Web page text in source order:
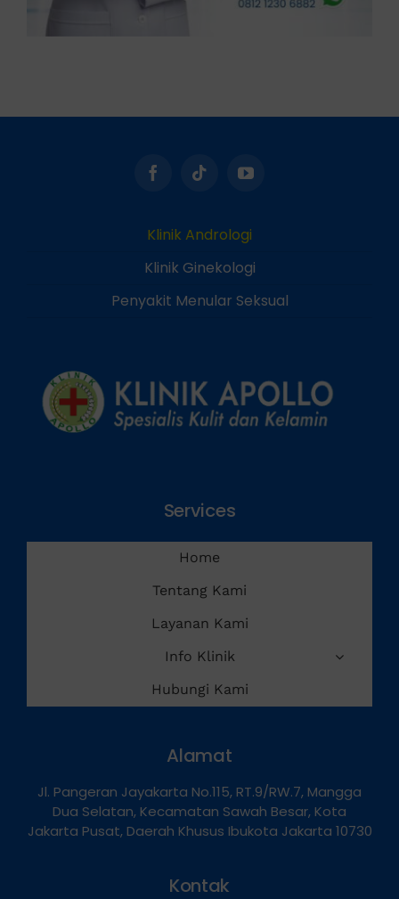
Klinik Andrologi
Klinik Ginekologi
Penyakit Menular Seksual
Services
Home
Tentang Kami
Layanan Kami
Info Klinik
Hubungi Kami
Alamat
Jl. Pangeran Jayakarta No.115, RT.9/RW.7, Mangga
Dua Selatan, Kecamatan Sawah Besar, Kota
Jakarta Pusat, Daerah Khusus Ibukota Jakarta 10730
Kontak